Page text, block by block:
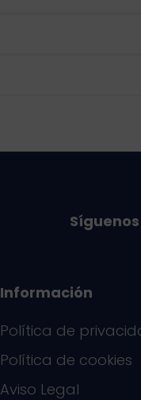
Información
Política de
Política de cookies
Aviso Legal